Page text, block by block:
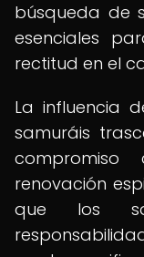
búsqueda de
esenciales
rectitud en el
La influencia
samuráis
renovación
que los